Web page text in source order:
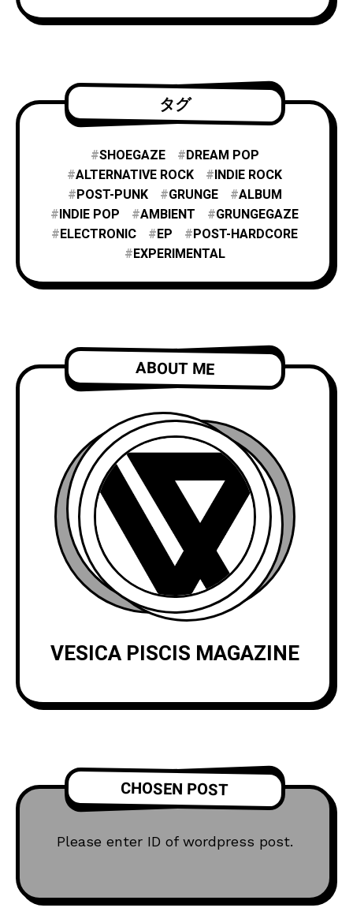
タグ
SHOEGAZE
DREAM POP
ALTERNATIVE ROCK
INDIE ROCK
POST-PUNK
GRUNGE
ALBUM
INDIE POP
AMBIENT
GRUNGEGAZE
ELECTRONIC
EP
POST-HARDCORE
EXPERIMENTAL
ABOUT ME
VESICA PISCIS MAGAZINE
CHOSEN POST
Please enter ID of wordpress post.